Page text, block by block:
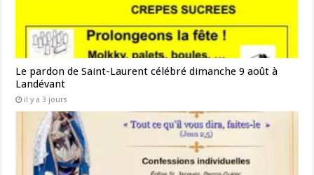
Le pardon de Saint-Laurent célébré dimanche 9 août à
Landévant
il y a 3 jours